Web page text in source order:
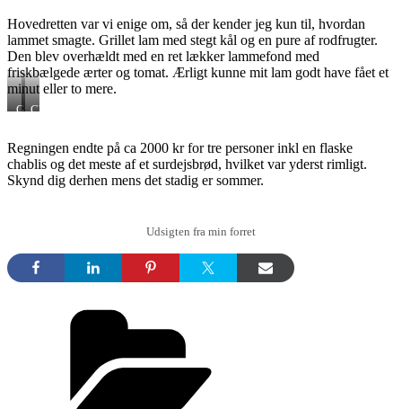
og
ost
nage
Hovedretten var vi enige om, så der kender jeg kun til, hvordan
lammet smagte. Grillet lam med stegt kål og en pure af rodfrugter.
Den blev overhældt med en ret lækker lammefond med
friskbælgede ærter og tomat. Ærligt kunne mit lam godt have fået et
minut eller to mere.
GrilletChablis
Regningen endte på ca 2000 kr for tre personer inkl en flaske
chablis og det meste af et surdejsbrød, hvilket var yderst rimligt.
Skynd dig derhen mens det stadig er sommer.
Udsigten fra min forret